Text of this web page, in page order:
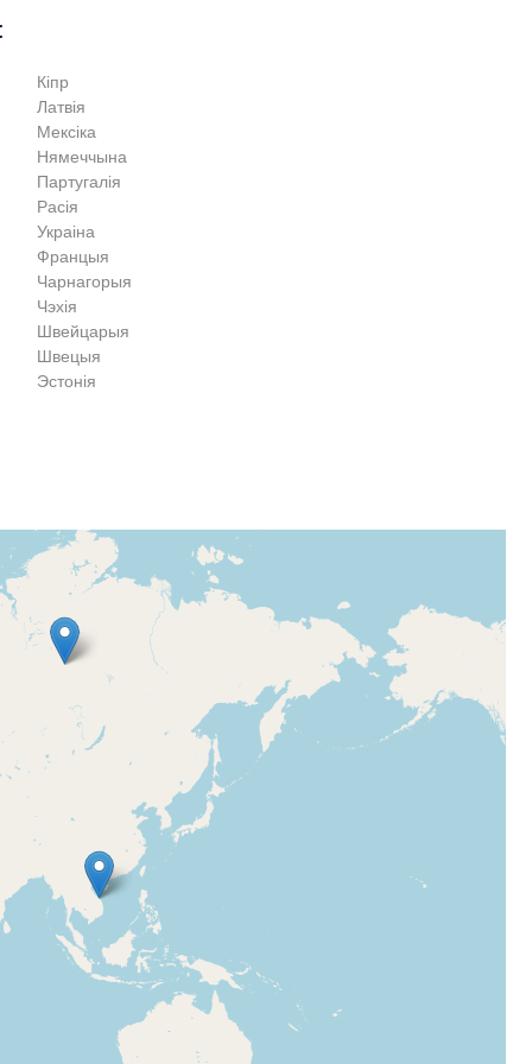
Кіпр
Латвія
Мексіка
Нямеччына
Партугалія
Расія
Украіна
Францыя
Чарнагорыя
Чэхія
Швейцарыя
Швецыя
Эстонія